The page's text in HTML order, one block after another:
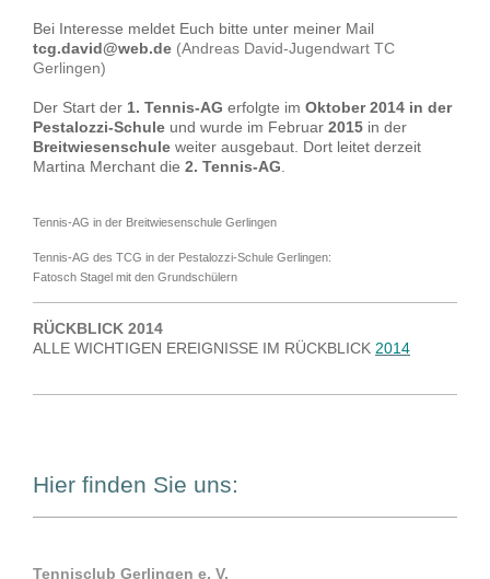
Bei Interesse meldet Euch bitte unter meiner Mail
tcg.david@web.de (Andreas David-Jugendwart TC
Gerlingen)
Der Start der 1. Tennis-AG erfolgte im Oktober 2014 in der
Pestalozzi-Schule und wurde im Februar 2015 in der
Breitwiesenschule weiter ausgebaut. Dort leitet derzeit
Martina Merchant die 2. Tennis-AG
Tennis-AG in der Breitwiesenschule Gerlingen
Tennis-AG des TCG in der Pestalozzi-Schule Gerlingen:
Fatosch Stagel mit den Grundschülern
RÜCKBLICK 2014
ALLE WICHTIGEN EREIGNISSE IM RÜCKBLICK 2014
Hier finden Sie uns:
Tennisclub Gerlingen e. V.